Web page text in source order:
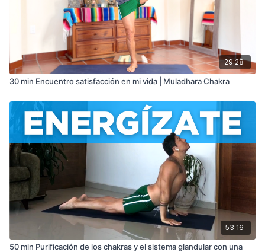
29:28
30 min Encuentro satisfacción en mi vida | Muladhara Chakra
53:16
50 min Purificación de los chakras y el sistema glandular con una